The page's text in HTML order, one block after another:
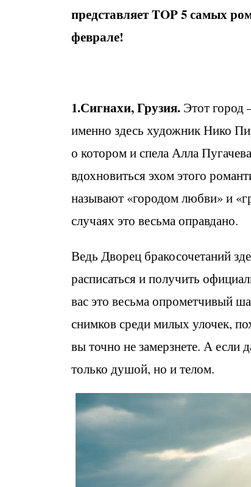
представляет TOP 5 самых
феврале!
1.Сигнахи, Грузия. Этот город
именно здесь художник Нико
о котором и спела Алла
вдохновиться эхом этого
называют «городом любви» и
случаях это весьма оправдано.
Ведь Дворец бракосочетаний
расписаться и получить
вас это весьма опрометчивый
снимков среди милых улочек,
вы точно не замерзнете. А если
только душой, но и телом.